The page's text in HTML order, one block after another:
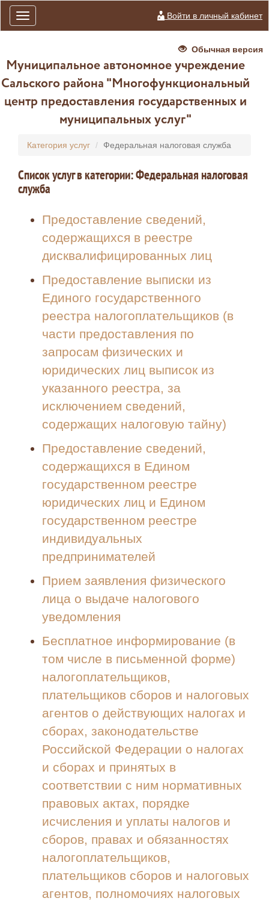
Toggle
navigation
Войти в личный кабинет
Обычная версия
Муниципальное автономное учреждение
Сальского района "Многофункциональный
центр предоставления государственных и
муниципальных услуг"
Категория услуг Федеральная налоговая служба
Список услуг в категории: Федеральная налоговая
служба
Предоставление сведений,
содержащихся в реестре
дисквалифицированных лиц
Предоставление выписки из
Единого государственного
реестра налогоплательщиков (в
части предоставления по
запросам физических и
юридических лиц выписок из
указанного реестра, за
исключением сведений,
содержащих налоговую тайну)
Предоставление сведений,
содержащихся в Едином
государственном реестре
юридических лиц и Едином
государственном реестре
индивидуальных
предпринимателей
Прием заявления физического
лица о выдаче налогового
уведомления
Бесплатное информирование (в
том числе в письменной форме)
налогоплательщиков,
плательщиков сборов и налоговых
агентов о действующих налогах и
сборах, законодательстве
Российской Федерации о налогах
и сборах и принятых в
соответствии с ним нормативных
правовых актах, порядке
исчисления и уплаты налогов и
сборов, правах и обязанностях
налогоплательщиков,
плательщиков сборов и налоговых
агентов, полномочиях налоговых